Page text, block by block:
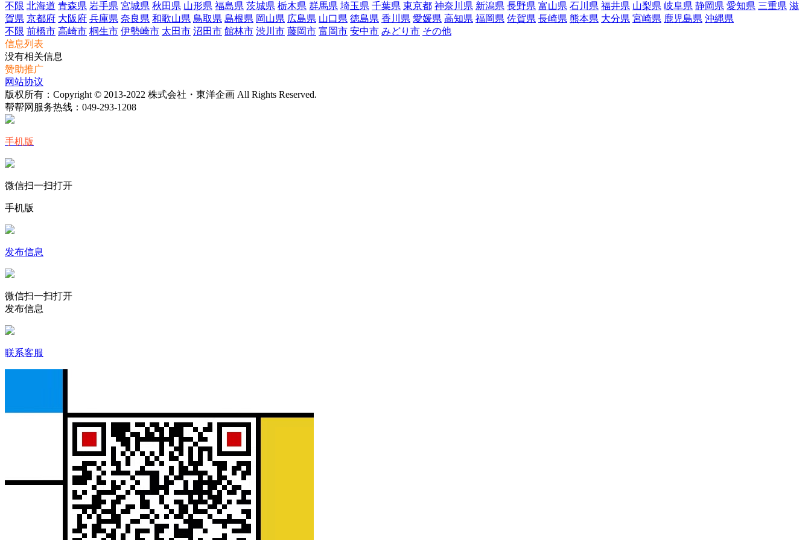
不限 北海道 青森県 岩手県 宮城県 秋田県 山形県 福島県 茨城県 栃木県 群馬県 埼玉県 千葉県 東京都 神奈川県 新潟県 長野県 富山県 石川県 福井県 山梨県 岐阜県 静岡県 愛知県 三重県 滋
賀県 京都府 大阪府 兵庫県 奈良県 和歌山県 鳥取県 島根県 岡山県 広島県 山口県 徳島県 香川県 愛媛県 高知県 福岡県 佐賀県 長崎県 熊本県 大分県 宮崎県 鹿児島県 沖縄県
不限 前橋市 高崎市 桐生市 伊勢崎市 太田市 沼田市 館林市 渋川市 藤岡市 富岡市 安中市 みどり市 その他
信息列表
没有相关信息
赞助推广
网站协议
版权所有：Copyright © 2013-2022 株式会社・東洋企画 All Rights Reserved.
帮帮网服务热线： 049-293-1208
手机版
微信扫一扫打开
手机版
发布信息
微信扫一扫打开
发布信息
联系客服